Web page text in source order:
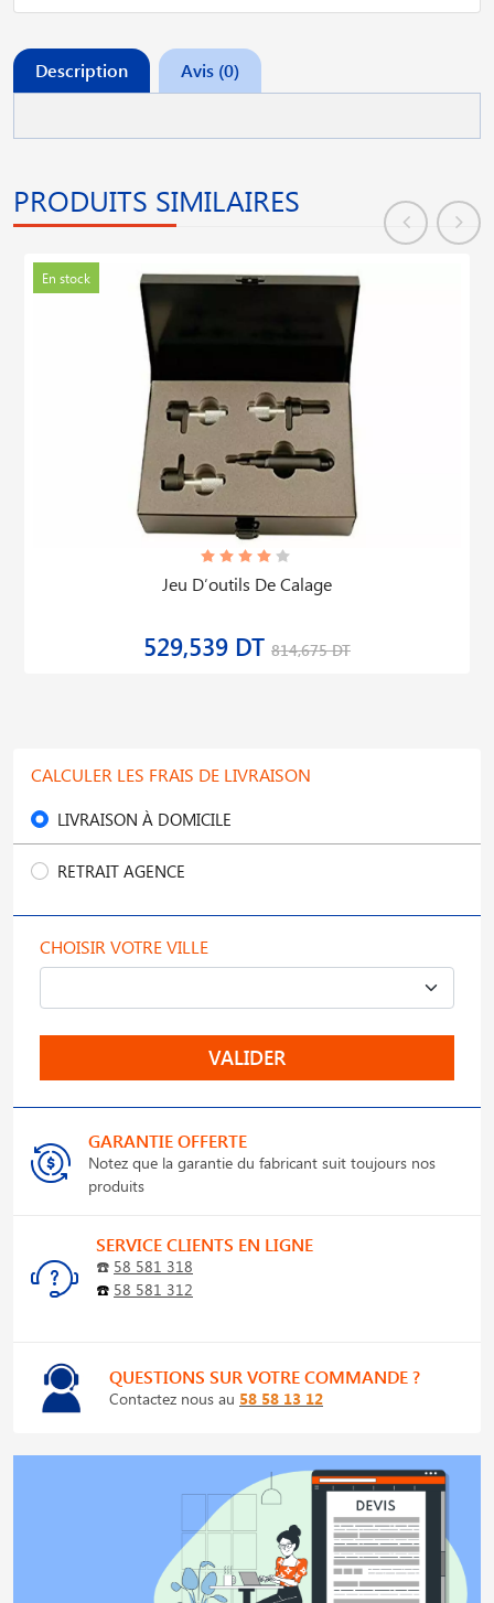
Description Avis (0)
PRODUITS SIMILAIRES
En stock
Jeu D′outils De Calage
529,539 DT 814,675 DT
CALCULER LES FRAIS DE LIVRAISON
LIVRAISON À DOMICILE
RETRAIT AGENCE
CHOISIR VOTRE VILLE
VALIDER
GARANTIE OFFERTE
Notez que la garantie du fabricant suit toujours nos
produits
SERVICE CLIENTS EN LIGNE
☎️ 58 581 318
☎️ 58 581 312
QUESTIONS SUR VOTRE COMMANDE ?
Contactez nous au 58 58 13 12